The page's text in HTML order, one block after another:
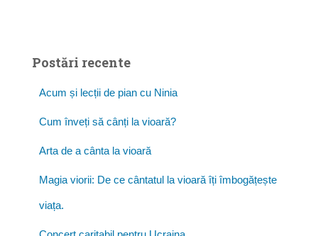
Postări recente
Acum și lecții de pian cu Ninia
Cum înveți să cânți la vioară?
Arta de a cânta la vioară
Magia viorii: De ce cântatul la vioară îți îmbogățește
viața.